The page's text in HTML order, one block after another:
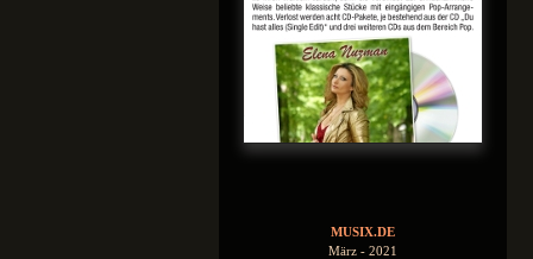
MUSIX.DE
März - 2021